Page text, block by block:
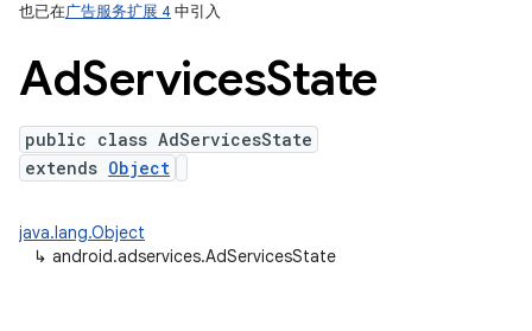
也已在广告服务扩展 4 中引入
AdServicesState
public class AdServicesState
extends Object
java.lang.Object
↳ android.adservices.AdServicesState